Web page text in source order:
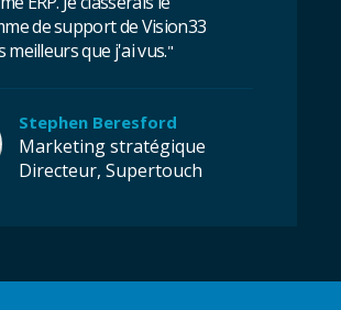
de support de Vision33
meilleurs que j'ai vus."
Stephen Beresford
Marketing stratégique
Directeur, Supertouch